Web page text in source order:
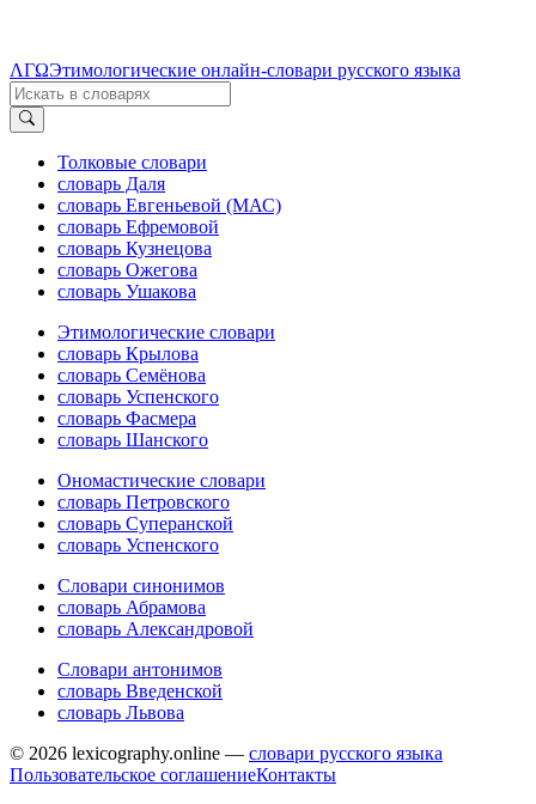
ΛΓΩЭтимологические онлайн-словари русского языка
Толковые словари
словарь Даля
словарь Евгеньевой (МАС)
словарь Ефремовой
словарь Кузнецова
словарь Ожегова
словарь Ушакова
Этимологические словари
словарь Крылова
словарь Семёнова
словарь Успенского
словарь Фасмера
словарь Шанского
Ономастические словари
словарь Петровского
словарь Суперанской
словарь Успенского
Словари синонимов
словарь Абрамова
словарь Александровой
Словари антонимов
словарь Введенской
словарь Львова
© 2026 lexicography.online — словари русского языка
Пользовательское соглашениеКонтакты